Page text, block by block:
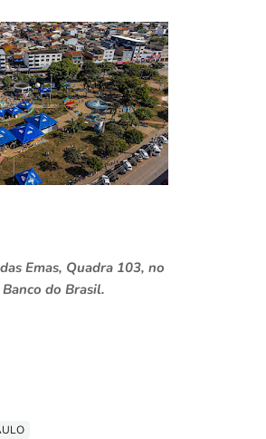
Emas, Quadra 103, no
do Brasil.